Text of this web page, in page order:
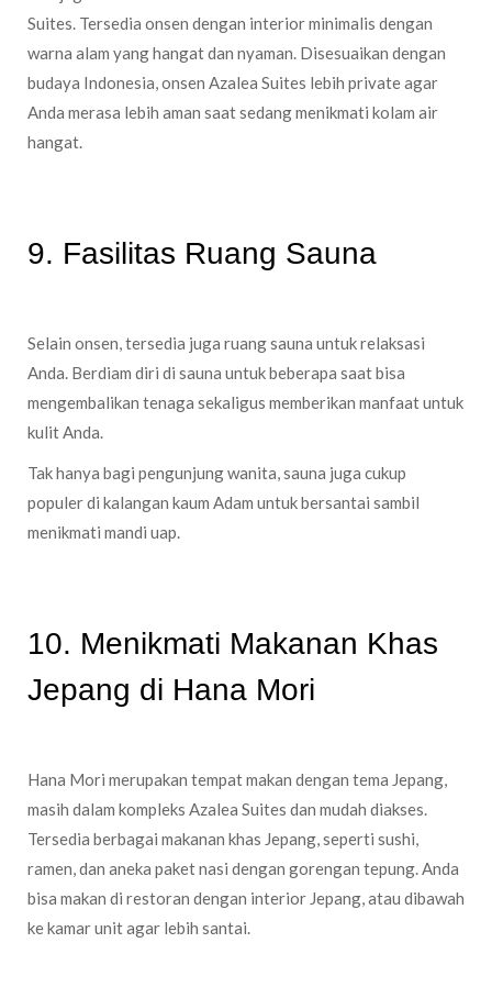
Suites. Tersedia onsen dengan interior minimalis dengan
warna alam yang hangat dan nyaman. Disesuaikan dengan
budaya Indonesia, onsen Azalea Suites lebih private agar
Anda merasa lebih aman saat sedang menikmati kolam air
hangat.
9. Fasilitas Ruang Sauna
Selain onsen, tersedia juga ruang sauna untuk relaksasi
Anda. Berdiam diri di sauna untuk beberapa saat bisa
mengembalikan tenaga sekaligus memberikan manfaat untuk
kulit Anda.
Tak hanya bagi pengunjung wanita, sauna juga cukup
populer di kalangan kaum Adam untuk bersantai sambil
menikmati mandi uap.
10. Menikmati Makanan Khas
Jepang di Hana Mori
Hana Mori merupakan tempat makan dengan tema Jepang,
masih dalam kompleks Azalea Suites dan mudah diakses.
Tersedia berbagai makanan khas Jepang, seperti sushi,
ramen, dan aneka paket nasi dengan gorengan tepung. Anda
bisa makan di restoran dengan interior Jepang, atau dibawah
ke kamar unit agar lebih santai.